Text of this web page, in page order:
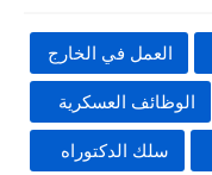
العمل في الخارج
الوظائف العسكرية
سلك الدكتوراه